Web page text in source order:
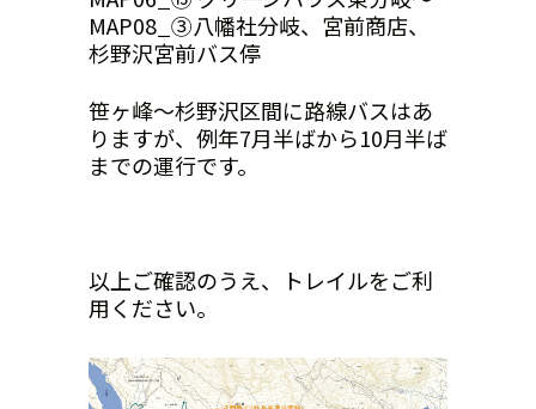
MAP08_③八幡社分岐、宮前商店、
杉野沢宮前バス停
笹ヶ峰～杉野沢区間に路線バスはあ
りますが、例年7月半ばから10月半ば
までの運行です。
以上ご確認のうえ、トレイルをご利
用ください。